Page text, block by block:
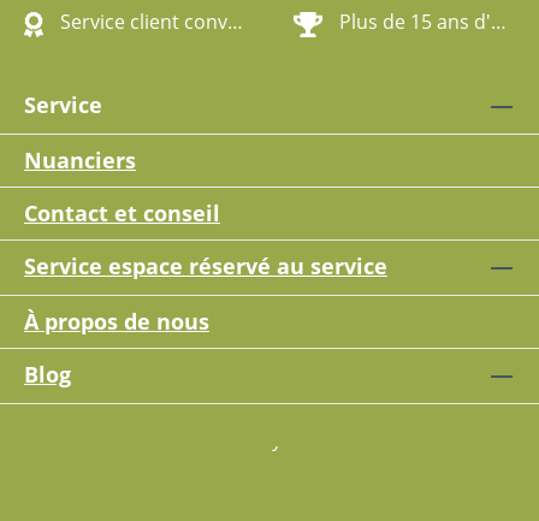
Service client convivial Plus de 15 ans d'expérience
Service
Nuanciers
Contact et conseil
Service espace réservé au service
À propos de nous
Blog